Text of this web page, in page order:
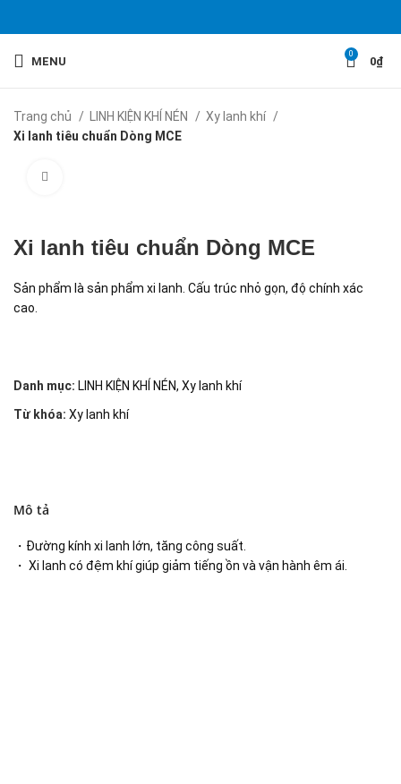
MENU
0
0₫
Trang chủ LINH KIỆN KHÍ NÉN
Xy lanh khí
Xi lanh tiêu chuẩn Dòng MCE
Xi lanh tiêu chuẩn Dòng MCE
Sản phẩm là sản phẩm xi lanh. Cấu trúc nhỏ gọn, độ chính xác
cao.
Danh mục: LINH KIỆN KHÍ NÉN, Xy lanh khí
Từ khóa: Xy lanh khí
Mô tả
・Đường kính xi lanh lớn, tăng công suất.
・ Xi lanh có đệm khí giúp giảm tiếng ồn và vận hành êm ái.